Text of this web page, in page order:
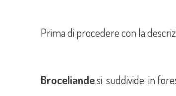
Prima di procedere con la
Broceliandesi suddivide in